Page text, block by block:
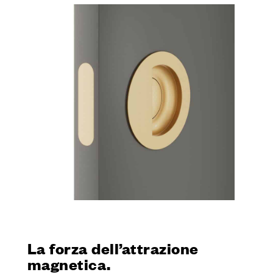
La forza dell’attrazione
magnetica.